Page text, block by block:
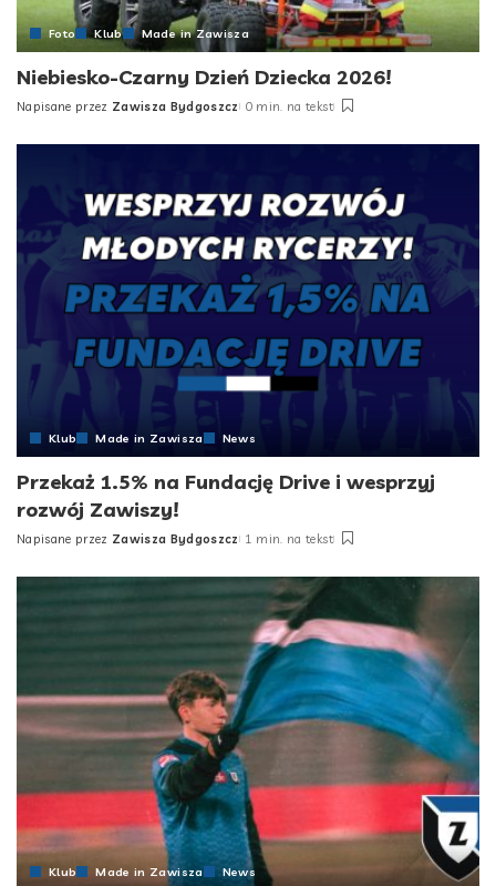
Foto Klub Made in Zawisza
Niebiesko-Czarny Dzień Dziecka 2026!
Posted
Napisane przez Zawisza Bydgoszcz 0 min. na tekst
Klub Made in Zawisza News
Przekaż 1.5% na Fundację Drive i wesprzyj
rozwój Zawiszy!
Posted
Napisane przez Zawisza Bydgoszcz 1 min. na tekst
Klub Made in Zawisza News